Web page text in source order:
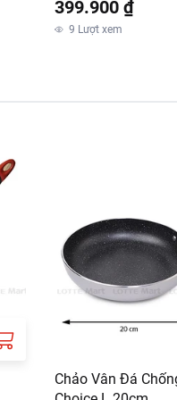
399.900 ₫
9 Lượt xem
Chảo Vân Đá